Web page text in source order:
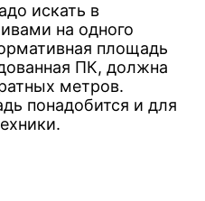
искать в
на одного
площадь
ПК, должна
метров.
понадобится и для